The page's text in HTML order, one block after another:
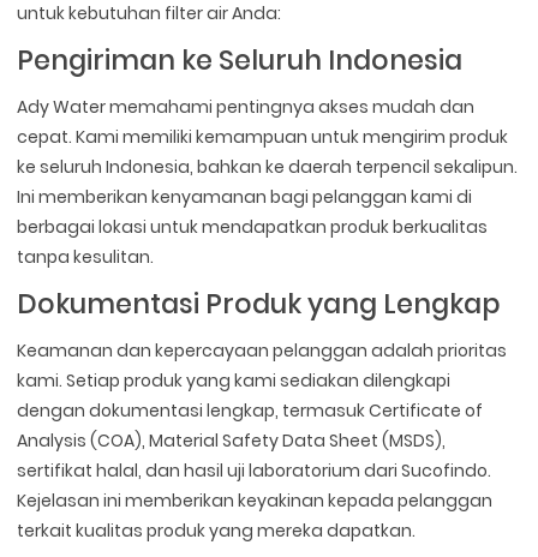
untuk kebutuhan filter air Anda:
Pengiriman ke Seluruh Indonesia
Ady Water memahami pentingnya akses mudah dan
cepat. Kami memiliki kemampuan untuk mengirim produk
ke seluruh Indonesia, bahkan ke daerah terpencil sekalipun.
Ini memberikan kenyamanan bagi pelanggan kami di
berbagai lokasi untuk mendapatkan produk berkualitas
tanpa kesulitan.
Dokumentasi Produk yang Lengkap
Keamanan dan kepercayaan pelanggan adalah prioritas
kami. Setiap produk yang kami sediakan dilengkapi
dengan dokumentasi lengkap, termasuk Certificate of
Analysis (COA), Material Safety Data Sheet (MSDS),
sertifikat halal, dan hasil uji laboratorium dari Sucofindo.
Kejelasan ini memberikan keyakinan kepada pelanggan
terkait kualitas produk yang mereka dapatkan.